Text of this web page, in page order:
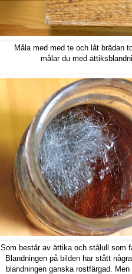
Måla med med te och låt brädan
målar du med
Som består av ättika och stålull som
Blandningen på bilden har stått
blandningen ganska rostfärgad.